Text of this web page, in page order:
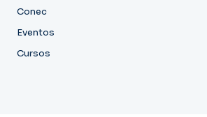
Conec
Eventos
Cursos